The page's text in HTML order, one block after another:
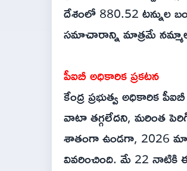
దేశంలో 880.52 టన్నుల
సమాచారాన్ని మాత్రమే
పీఐబీ అధికారిక ప్రకటన
కేంద్ర ప్రభుత్వ అధికారిక
వాటా తగ్గలేదని, మరింత
శాతంగా ఉండగా, 2026
వివరించింది. మే 22 నాటికి